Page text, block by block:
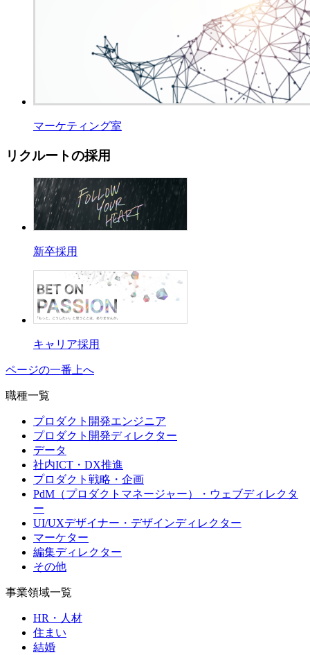
マーケティング室
リクルートの採用
新卒採用
キャリア採用
ページの一番上へ
職種一覧
プロダクト開発エンジニア
プロダクト開発ディレクター
データ
社内ICT・DX推進
プロダクト戦略・企画
PdM（プロダクトマネージャー）・ウェブディレクタ
ー
UI/UXデザイナー・デザインディレクター
マーケター
編集ディレクター
その他
事業領域一覧
HR・人材
住まい
結婚